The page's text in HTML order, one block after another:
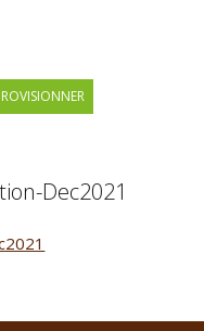
Dec2021